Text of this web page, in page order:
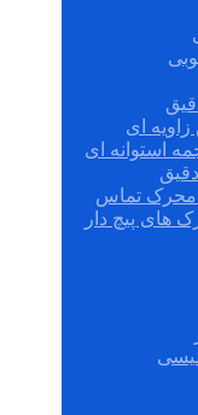
ای
استوانه ای
محرک تماس
های پیچ دار